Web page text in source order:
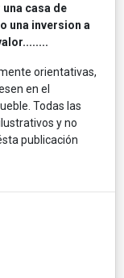
casa de
una inversion a
orientativas,
en el
Todas las
y no
publicación